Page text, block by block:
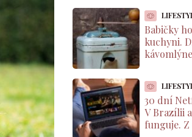
večeři
Babičky
kuchyni.
jednou
30 dní
V Brazílii
funguje. Z